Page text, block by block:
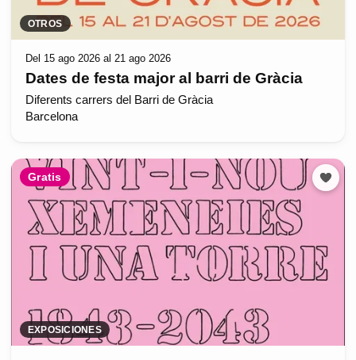
OTROS
Del 15 ago 2026 al 21 ago 2026
Dates de festa major al barri de Gràcia
Diferents carrers del Barri de Gràcia
Barcelona
Gratis
EXPOSICIONES